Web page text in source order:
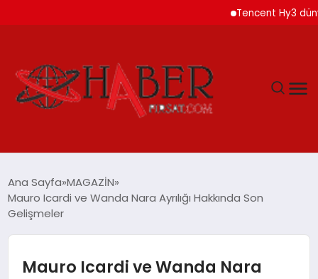
Tencent Hy3 dünya
SPOR
Ana Sayfa MAGAZİN
Mauro Icardi ve Wanda Nara Ayrılığı Hakkında Son
Gelişmeler
Mauro Icardi ve Wanda Nara